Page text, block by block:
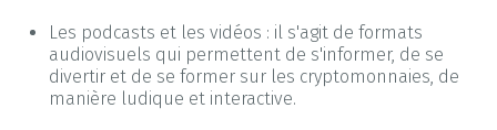
Les podcasts et les vidéos : il s'agit de formats
audiovisuels qui permettent de s'informer, de se
divertir et de se former sur les cryptomonnaies, de
manière ludique et interactive.